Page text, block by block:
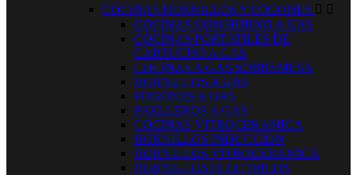
COCINAS HORNILLOS Y FOGONES  
COCINAS CON HORNO A GAS
COCINAS PORTATILES DE
CARTUCHO A GAS
COCINAS A GAS SOBREMESA
HORNILLOS A GAS
FOGONES A GAS
PAELLEROS A GAS
COCINAS VITROCERAMICA
HORNILLOS INDUCCION
HORNILLOS VITROCERAMICA
HORNILLOS ELECTRICOS